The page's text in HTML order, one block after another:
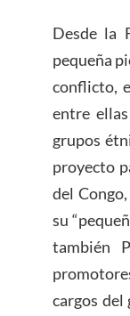
Desde la
pequeña
conflicto,
entre
grupos
proyecto
del
su
también
cargos del